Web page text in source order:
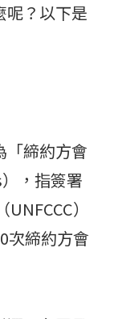
呢？以下是
「締約方會
，指簽署
）
次締約方會